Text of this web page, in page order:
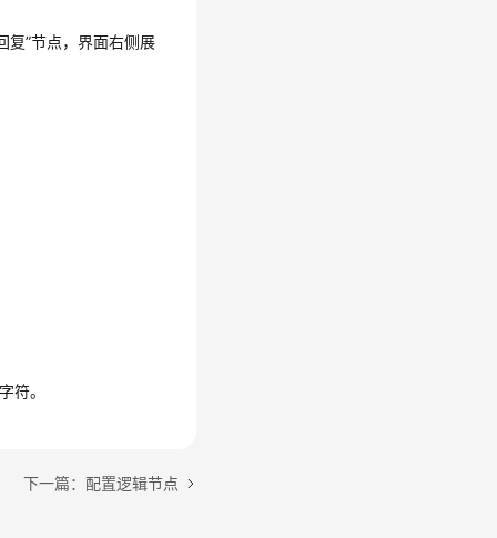
复”节点，界面右侧展
符。
下一篇：配置逻辑节点